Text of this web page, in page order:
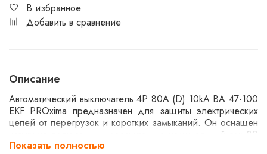
В избранное
Добавить в сравнение
Описание
Автоматический выключатель 4P 80А (D) 10kA ВА 47-100
EKF PROxima предназначен для защиты электрических
цепей от перегрузок и коротких замыканий. Он оснащен
четырьмя полюсами и рассчитан на номинальный ток 80
ампер. Серия PROxima от EKF обеспечивает надежность
Показать полностью